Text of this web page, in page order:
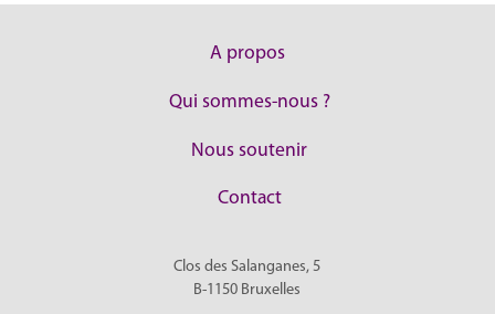
A propos
Qui sommes-nous ?
Nous soutenir
Contact
Clos des Salanganes, 5
B-1150 Bruxelles